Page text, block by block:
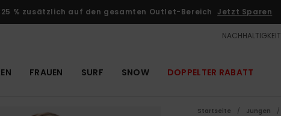
% zusätzlich auf den gesamten Outlet-Bereich Jetzt Sparen
NACHHALTIGKEIT
FRAUEN SURF SNOW DOPPELTER RABATT
Startseite Jungen